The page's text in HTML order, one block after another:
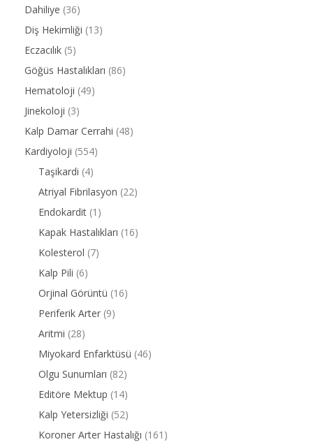
Dahiliye (36)
Diş Hekimliği (13)
Eczacılık (5)
Göğüs Hastalıkları (86)
Hematoloji (49)
Jinekoloji (3)
Kalp Damar Cerrahi (48)
Kardiyoloji (554)
Taşikardi (4)
Atriyal Fibrilasyon (22)
Endokardit (1)
Kapak Hastalıkları (16)
Kolesterol (7)
Kalp Pili (6)
Orjinal Görüntü (16)
Periferik Arter (9)
Aritmi (28)
Miyokard Enfarktüsü (46)
Olgu Sunumları (82)
Editöre Mektup (14)
Kalp Yetersizliği (52)
Koroner Arter Hastalığı (161)